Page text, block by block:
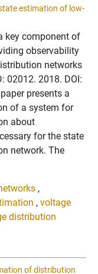
estimation of low-
key component of
observability
networks
02012. 2018. DOI:
presents a
of a system for
about
for the state
network. The
,
, voltage
distribution
of distribution